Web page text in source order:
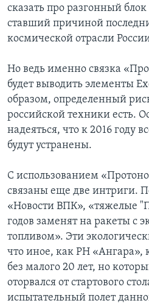
сказать про разгонный
ставший причиной
космической отрасли
Но ведь именно связка
будет выводить элементы
образом, определенный
российской техники есть.
надеяться, что к 2016 году
будут устранены.
С использованием
связаны еще две интриги.
«Новости ВПК», «тяжелые
годов заменят на ракеты с
топливом». Эти
что иное, как РН «Ангара»,
без малого 20 лет, но
оторвался от стартового
испытательный полет